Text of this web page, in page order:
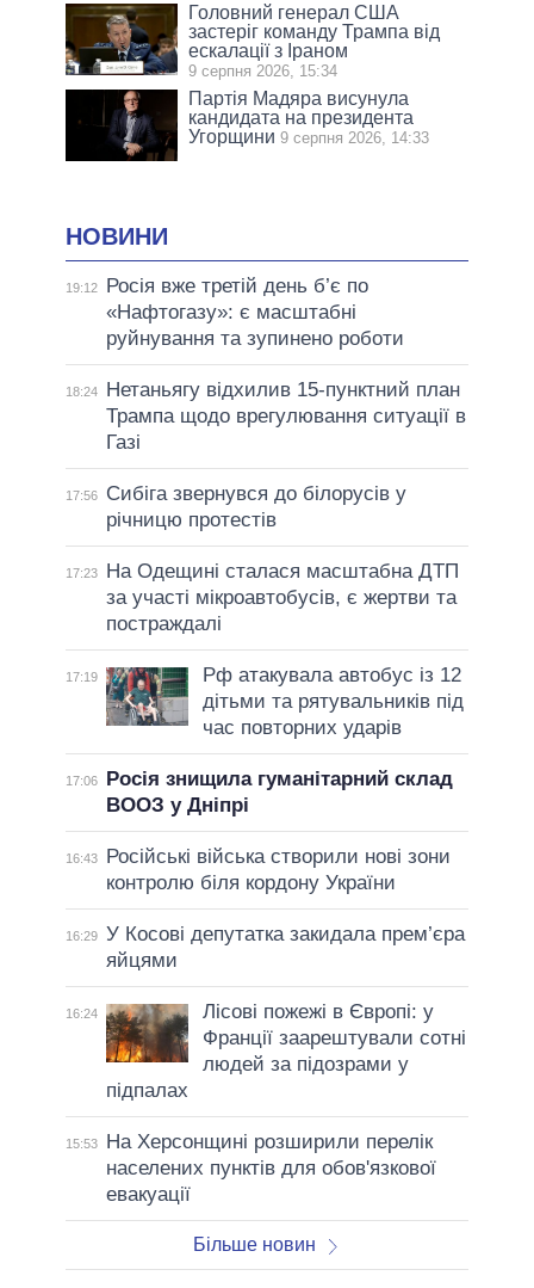
Головний генерал США
застеріг команду Трампа від
ескалації з Іраном
9 серпня 2026, 15:34
Партія Мадяра висунула
кандидата на президента
Угорщини 9 серпня 2026, 14:33
НОВИНИ
19:12
Росія вже третій день б’є по
«Нафтогазу»: є масштабні
руйнування та зупинено роботи
18:24
Нетаньягу відхилив 15-пунктний план
Трампа щодо врегулювання ситуації в
Газі
17:56
Сибіга звернувся до білорусів у
річницю протестів
17:23
На Одещині сталася масштабна ДТП
за участі мікроавтобусів, є жертви та
постраждалі
17:19
Рф атакувала автобус із 12
дітьми та рятувальників під
час повторних ударів
17:06
Росія знищила гуманітарний склад
ВООЗ у Дніпрі
16:43
Російські війська створили нові зони
контролю біля кордону України
16:29 У Косові депутатка закидала прем’єра
яйцями
16:24
Лісові пожежі в Європі: у
Франції заарештували сотні
людей за підозрами у
підпалах
15:53
На Херсонщині розширили перелік
населених пунктів для обов'язкової
евакуації
Більше новин